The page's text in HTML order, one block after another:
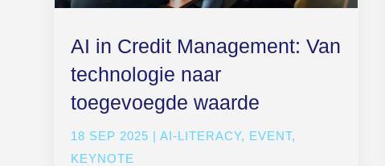
AI in Credit Management: Van
technologie naar
toegevoegde waarde
18 SEP 2025 |AI-LITERACY, EVENT,
KEYNOTE